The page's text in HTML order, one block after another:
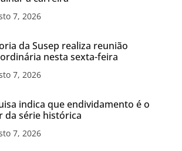
7, 2026
da Susep realiza reunião
nesta sexta-feira
7, 2026
indica que endividamento é o
da série histórica
7, 2026